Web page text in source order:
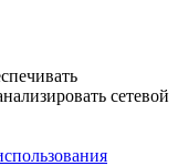
сетевой